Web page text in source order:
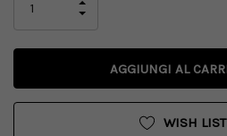
QUANTITÀ
UNDEFINED
AUMENTA
DI
UNDEFINED
WISH LIST